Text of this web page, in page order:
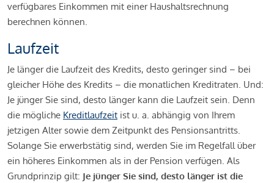
verfügbares Einkommen mit einer Haushaltsrechnung
berechnen können.
Laufzeit
Je länger die Laufzeit des Kredits, desto geringer sind – bei
gleicher Höhe des Kredits – die monatlichen Kreditraten. Und:
Je jünger Sie sind, desto länger kann die Laufzeit sein. Denn
die mögliche Kreditlaufzeit ist u. a. abhängig von Ihrem
jetzigen Alter sowie dem Zeitpunkt des Pensionsantritts.
Solange Sie erwerbstätig sind, werden Sie im Regelfall über
ein höheres Einkommen als in der Pension verfügen. Als
Grundprinzip gilt: Je jünger Sie sind, desto länger ist die